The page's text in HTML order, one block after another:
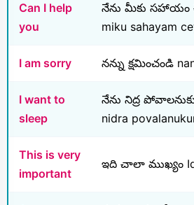
Can I help
you
నేను మీకు సహాయం
miku sahayam
I am sorry నన్ను క్షమించండి
I want to
sleep
నేను నిద్ర
nidra
This is very
important
ఇది చాలా ముఖ్యం